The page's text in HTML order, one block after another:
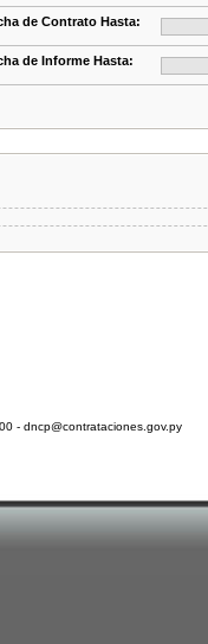
de Contrato Hasta:
de Informe Hasta:
- dncp@contrataciones.gov.py